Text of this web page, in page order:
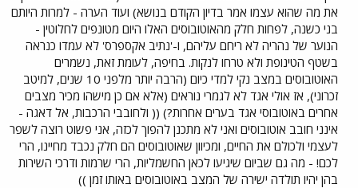
את מה שהוא עצמו אמר בדיון הקודם בנושא) ועוד הערה - למרות היותם
בני כשנה, לפחות חלק מהאוטובוסים האלו היום מטונפים לחלוטין -
הנוער של נהריה לא ריחם עליהם, ו-'נתיב אקספרס' לא עמדו כנראה
בשטף הטינופת ולא טרחו לנקות. בחיפה, לעומת זאת, נשמרים
האוטובוסים במצב נקי למדי כיום (הרבה יותר מלפני 10 שנים, למיטב
זכרוני), אז אולי אגד לא לגמרי נוראים (אלא אם כן מישהו מכיר מצבים
אחרים באוטובוסי אגד בערים אחרות?) (( ולחובבי הרכבות, אל דאגה -
אינני חובב אוטובוסים ואני לא מתכנן להפוך לכזה, אני פשוט רוצה לשפר
לעצמי ולכולם את החיים, ומכיוון שאוטובוסים הם חלק נכבד מחיינו, הרי
לכם! - מה גם שביום שיגיעו לכאן החשמליות, הרי שרמות ודרכי השירות
בהן יהיו תולדה ישירה של המצב באוטובוסים באותו זמן ))